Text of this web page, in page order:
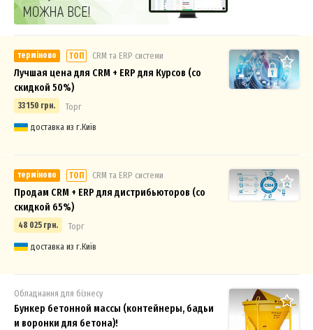
терміново ТОП СRM та ERP системи
Лучшая цена для CRM + ERP для Курсов (со
скидкой 50%)
33 150 грн.
Торг
доставка из г.Київ
терміново ТОП СRM та ERP системи
Продам CRM + ERP для дистрибьюторов (со
скидкой 65%)
48 025 грн.
Торг
доставка из г.Київ
Обладнання для бізнесу
Бункер бетонной массы (контейнеры, бадьи
и воронки для бетона)!